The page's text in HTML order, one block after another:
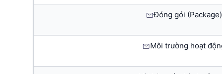
Đóng gói
Môi trường hoạt